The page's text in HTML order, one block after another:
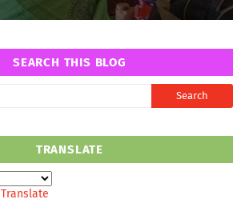
SEARCH THIS BLOG
TRANSLATE
Translate